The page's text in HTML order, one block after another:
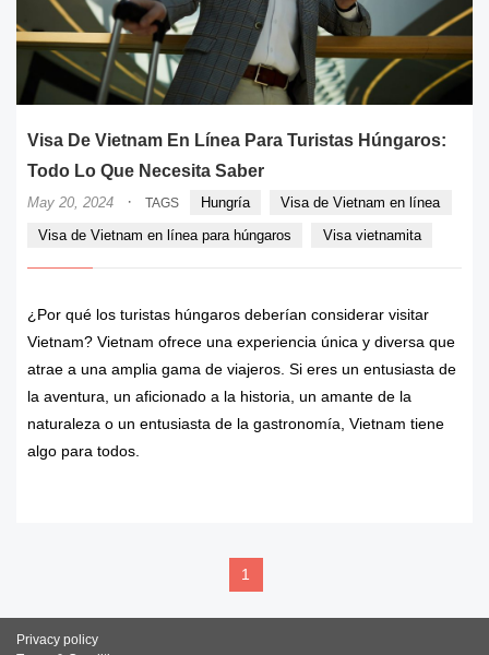
Visa De Vietnam En Línea Para Turistas Húngaros:
Todo Lo Que Necesita Saber
May 20, 2024 · TAGS Hungría
Visa de Vietnam en línea
Visa de Vietnam en línea para húngaros
Visa vietnamita
¿Por qué los turistas húngaros deberían considerar visitar
Vietnam? Vietnam ofrece una experiencia única y diversa que
atrae a una amplia gama de viajeros. Si eres un entusiasta de
la aventura, un aficionado a la historia, un amante de la
naturaleza o un entusiasta de la gastronomía, Vietnam tiene
algo para todos.
1
Privacy policy